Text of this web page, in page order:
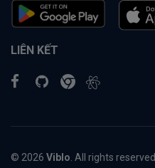
LIÊN KẾT
© 2026 Viblo . All rights reserved.